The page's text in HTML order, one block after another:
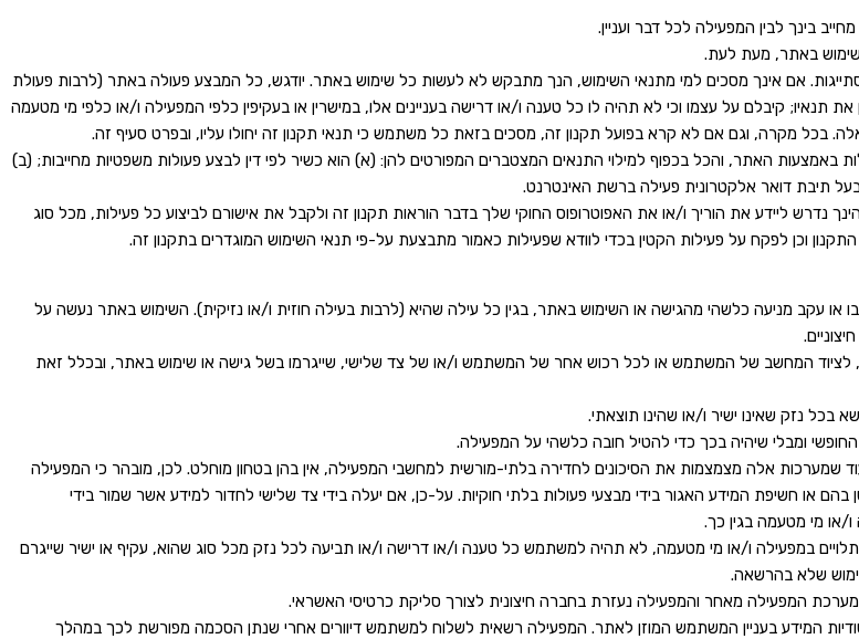
בינך לבין המפעילה לכל דבר ועניין.
באתר, מעת לעת.
אם אינך מסכים למי מתנאי השימוש, הנך מתבקש לא לעשות כל שימוש באתר. יודגש, כל המבצע פעולה באתר (לרבות פעולת
תנאיו; קיבלם על עצמו וכי לא תהיה לו כל טענה ו/או דרישה בעניינים אלו, במישרין או בעקיפין כלפי המפעילה ו/או כלפי מי מטעמה
בכל מקרה, וגם אם לא קרא בפועל תקנון זה, מסכים בזאת כל משתמש כי תנאי תקנון זה יחולו עליו, ובפרט סעיף זה.
האתר, והכל בכפוף למילוי התנאים המצטברים המפורטים להן: (א) הוא כשיר לפי דין לבצע פעולות משפטיות מחייבות; (ב)
אפוטרופוס – הינך נדרש ליידע את הוריך ו/או את האפוטרופוס החוקי שלך בדבר הוראות תקנון זה ולקבל את אישורם לביצוע כל פעילות, מכל סוג
וכן לפקח על פעילות הקטין בכדי לוודא שפעילות כאמור מתבצעת על-פי תנאי השימוש המוגדרים בתקנון זה.
עקב מניעה כלשהי מהגישה או השימוש באתר, בגין כל עילה שהיא (לרבות בעילה חוזית ו/או נזיקית). השימוש באתר נעשה על
לציוד המחשב של המשתמש או לכל רכוש אחר של המשתמש ו/או של צד שלישי, שייגרמו בשל גישה או שימוש באתר, ובכלל זאת
נזק שאינו ישיר ו/או שהינו תוצאתי.
ומבלי שיהיה בכך כדי להטיל חובה כלשהי על המפעילה.
אלה מצמצמות את הסיכונים לחדירה בלתי-מורשית למחשבי המפעילה, אין בהן בטחון מוחלט. לכן, מובהר כי המפעילה
או חשיפת המידע האגור בידי מבצעי פעולות בלתי חוקיות. על-כן, אם יעלה בידי צד שלישי לחדור למידע אשר שמור בידי
מי מטעמה בגין כך.
תלויים במפעילה ו/או מי מטעמה, לא תהיה למשתמש כל טענה ו/או דרישה ו/או תביעה לכל נזק מכל סוג שהוא, עקיף או ישיר שייגרם
שלא בהרשאה.
המפעילה מאחר והמפעילה נעזרת בחברה חיצונית לצורך סליקת כרטיסי האשראי.
המידע בעניין המשתמש המוזן לאתר. המפעילה רשאית לשלוח למשתמש דיוורים אחרי שנתן הסכמה מפורשת לכך במהלך